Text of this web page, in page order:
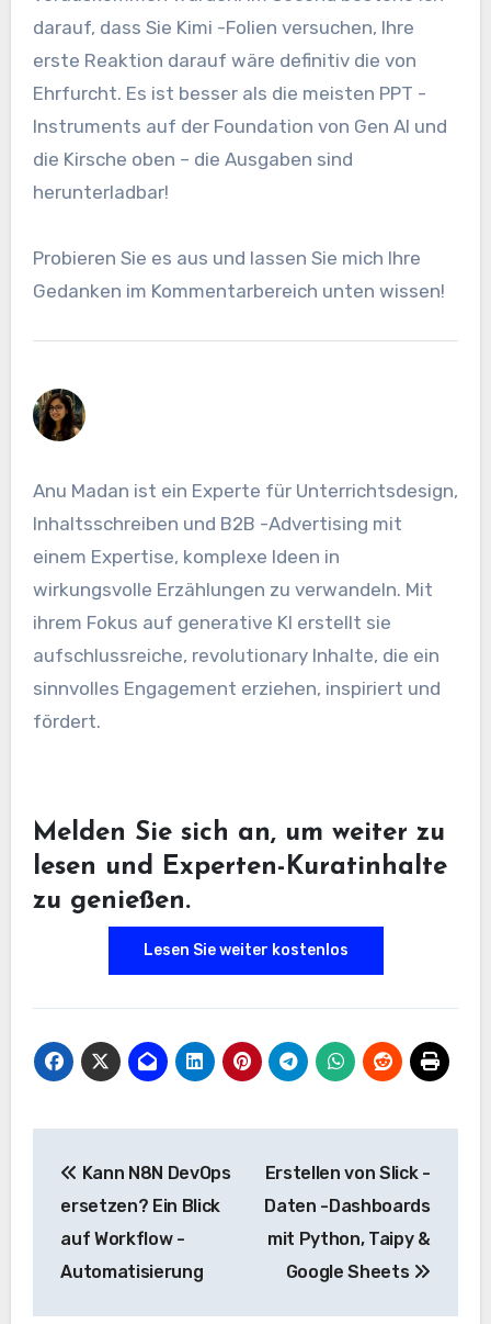
darauf, dass Sie Kimi -Folien versuchen, Ihre
erste Reaktion darauf wäre definitiv die von
Ehrfurcht. Es ist besser als die meisten PPT -
Instruments auf der Foundation von Gen AI und
die Kirsche oben – die Ausgaben sind
herunterladbar!
Probieren Sie es aus und lassen Sie mich Ihre
Gedanken im Kommentarbereich unten wissen!
Anu Madan ist ein Experte für Unterrichtsdesign,
Inhaltsschreiben und B2B -Advertising mit
einem Expertise, komplexe Ideen in
wirkungsvolle Erzählungen zu verwandeln. Mit
ihrem Fokus auf generative KI erstellt sie
aufschlussreiche, revolutionary Inhalte, die ein
sinnvolles Engagement erziehen, inspiriert und
fördert.
Melden Sie sich an, um weiter zu
lesen und Experten-Kuratinhalte
zu genießen.
Lesen Sie weiter kostenlos
Navigation
Kann N8N DevOps
ersetzen? Ein Blick
auf Workflow -
Automatisierung
Erstellen von Slick -
Daten -Dashboards
mit Python, Taipy &
Google Sheets